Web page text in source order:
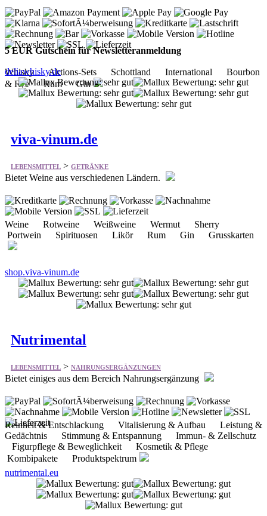
5 EUR Gutschein für Newsletteranmeldung
Whisky Aktions-Sets Schottland International Bourbon
& Rye Rum Gin
deliawhisky.de
viva-vinum.de
LEBENSMITTEL > GETRÄNKE
Bietet Weine aus verschiedenen Ländern.
Weine Rotweine Weißweine Wermut Sherry
Portwein Spirituosen Likör Rum Gin Grusskarten
shop.viva-vinum.de
Nutrimental
LEBENSMITTEL > NAHRUNGSERGÄNZUNGEN
Bietet einiges aus dem Bereich Nahrungsergänzung
Reinheit & Entschlackung Vitalisierung & Aufbau Leistung &
Gedächtnis Stimmung & Entspannung Immun- & Zellschutz
Figurpflege & Beweglichkeit Kosmetik & Pflege
Kombipakete Produktspektrum
nutrimental.eu